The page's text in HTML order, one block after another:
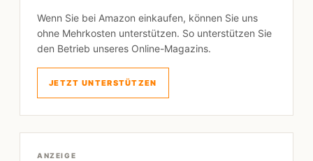
Wenn Sie bei Amazon einkaufen, können Sie uns
ohne Mehrkosten unterstützen. So unterstützen Sie
den Betrieb unseres Online-Magazins.
JETZT UNTERSTÜTZEN
ANZEIGE